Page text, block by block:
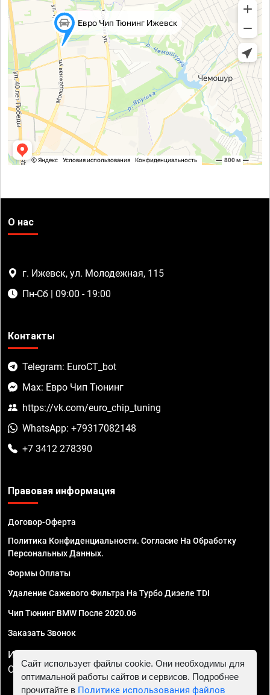
О нас
г. Ижевск, ул. Молодежная, 115
Пн-Сб | 09:00 - 19:00
Контакты
Telegram: EuroCT_bot
Max: Евро Чип Тюнинг
https://vk.com/euro_chip_tuning
WhatsApp: +79317082148
+7 3412 278390
Правовая информация
Договор-Оферта
Политика Конфиденциальности. Согласие На Обработку
Персональных Данных.
Формы Оплаты
Удаление Сажевого Фильтра На Турбо Дизеле TDI
Чип Тюнинг BMW После 2020.06
Заказать Звонок
ИП Смирнов Георгий Павлович. ИНН 781302555843,
ОГРНИП 324470400032610
Сайт использует файлы cookie. Они необходимы для
оптимальной работы сайтов и сервисов. Подробнее
прочитайте в Политике использования файлов